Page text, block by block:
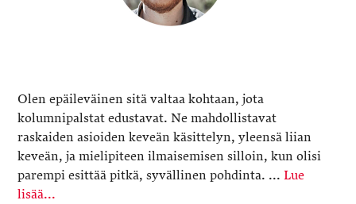
Olen epäileväinen sitä valtaa kohtaan, jota
kolumnipalstat edustavat. Ne mahdollistavat
raskaiden asioiden keveän käsittelyn, yleensä liian
keveän, ja mielipiteen ilmaisemisen silloin, kun olisi
parempi esittää pitkä, syvällinen pohdinta. ...Lue
lisää...